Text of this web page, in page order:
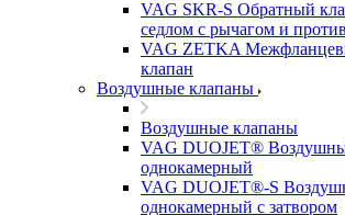
VAG SKR-S Обратный
седлом с рычагом и
VAG ZETKA
клапан
Воздушные клапаны
Воздушные клапаны
VAG DUOJET®
однокамерный
VAG DUOJET®-S
однокамерный с затвором